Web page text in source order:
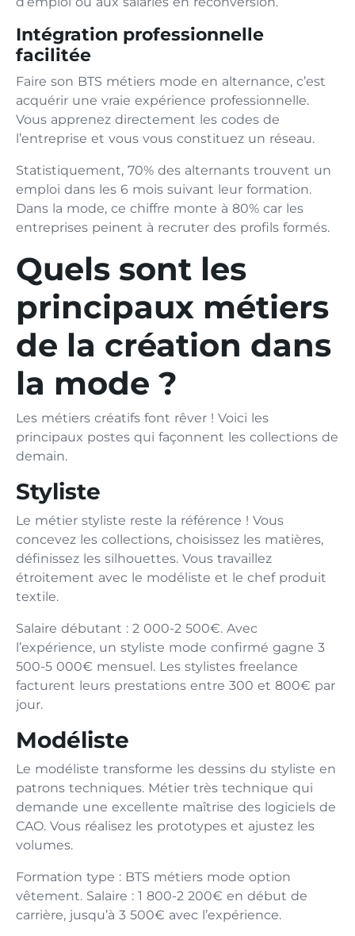
Intégration professionnelle
facilitée
Faire son BTS métiers mode en alternance, c’est
acquérir une vraie expérience professionnelle.
Vous apprenez directement les codes de
l’entreprise et vous vous constituez un réseau.
Statistiquement, 70% des alternants trouvent un
emploi dans les 6 mois suivant leur formation.
Dans la mode, ce chiffre monte à 80% car les
entreprises peinent à recruter des profils formés.
Quels sont les
principaux métiers
de la création dans
la mode ?
Les métiers créatifs font rêver ! Voici les
principaux postes qui façonnent les collections de
demain.
Styliste
Le métier styliste reste la référence ! Vous
concevez les collections, choisissez les matières,
définissez les silhouettes. Vous travaillez
étroitement avec le modéliste et le chef produit
textile.
Salaire débutant : 2 000-2 500€. Avec
l’expérience, un styliste mode confirmé gagne 3
500-5 000€ mensuel. Les stylistes freelance
facturent leurs prestations entre 300 et 800€ par
jour.
Modéliste
Le modéliste transforme les dessins du styliste en
patrons techniques. Métier très technique qui
demande une excellente maîtrise des logiciels de
CAO. Vous réalisez les prototypes et ajustez les
volumes.
Formation type : BTS métiers mode option
vêtement. Salaire : 1 800-2 200€ en début de
carrière, jusqu’à 3 500€ avec l’expérience.